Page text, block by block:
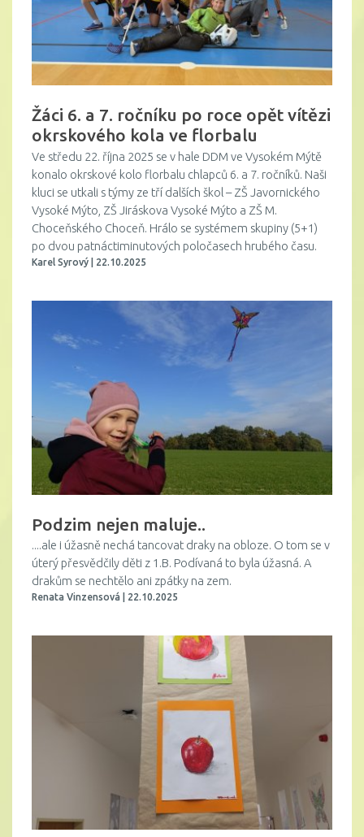
Žáci 6. a 7. ročníku po roce opět vítězi
okrskového kola ve florbalu
Ve středu 22. října 2025 se v hale DDM ve Vysokém Mýtě
konalo okrskové kolo florbalu chlapců 6. a 7. ročníků. Naši
kluci se utkali s týmy ze tří dalších škol – ZŠ Javornického
Vysoké Mýto, ZŠ Jiráskova Vysoké Mýto a ZŠ M.
Choceňského Choceň. Hrálo se systémem skupiny (5+1)
po dvou patnáctiminutových poločasech hrubého času.
Karel Syrový | 22.10.2025
Podzim nejen maluje..
....ale i úžasně nechá tancovat draky na obloze. O tom se v
úterý přesvědčily děti z 1.B. Podívaná to byla úžasná. A
drakům se nechtělo ani zpátky na zem.
Renata Vinzensová | 22.10.2025